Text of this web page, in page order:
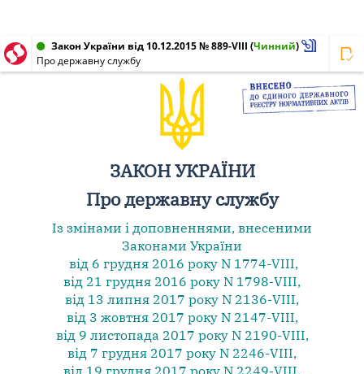
Закон України від 10.12.2015 № 889-VIII (Чинний)
Про державну службу